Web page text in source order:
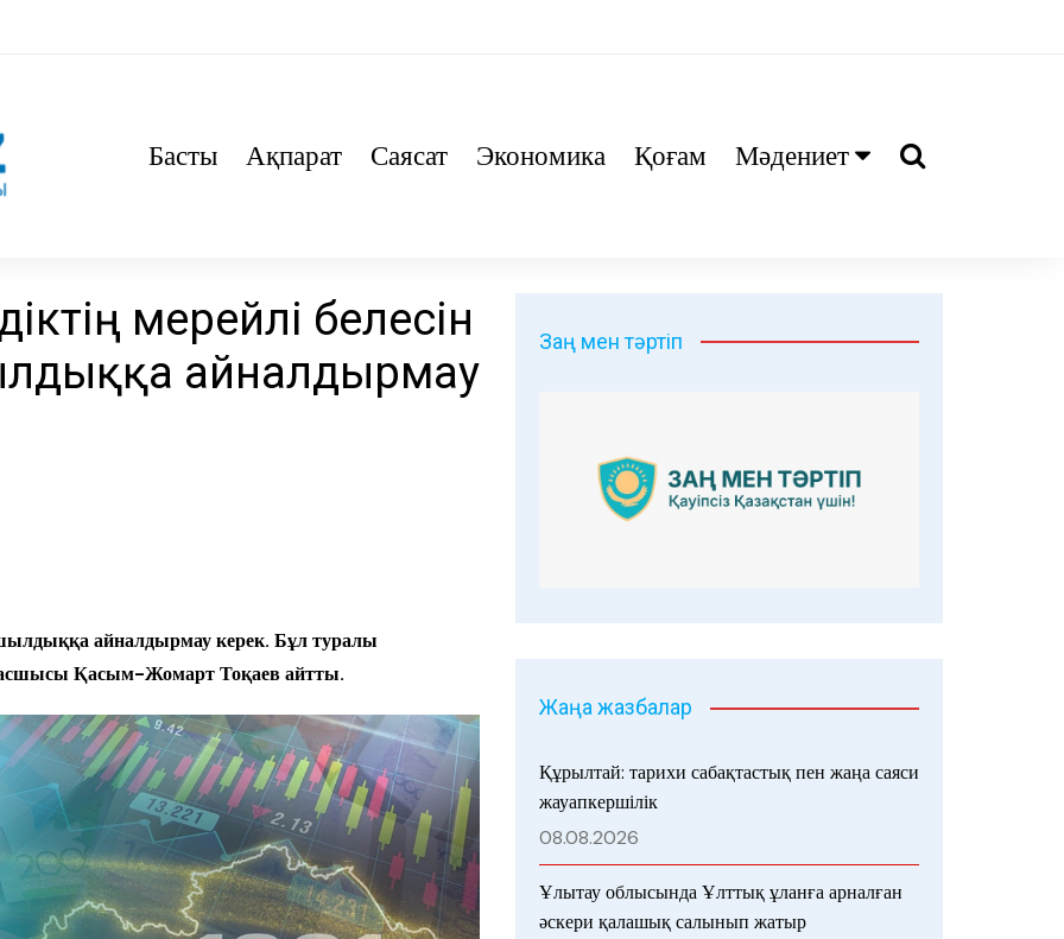
Басты Ақпарат Саясат Экономика Қоғам Мәдениет
мерейлі белесін
айналдырмау
айналдырмау керек. Бұл туралы
Қасым-Жомарт Тоқаев айтты.
Заң мен тәртіп
Жаңа жазбалар
Құрылтай: тарихи сабақтастық пен жаңа саяси
жауапкершілік
08.08.2026
Ұлытау облысында Ұлттық ұланға арналған
әскери қалашық салынып жатыр